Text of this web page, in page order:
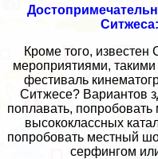
Кроме того,
мероприятиями,
фестиваль
Ситжесе? Вариантов
поплавать,
высококлассных
попробовать местный
серфингом